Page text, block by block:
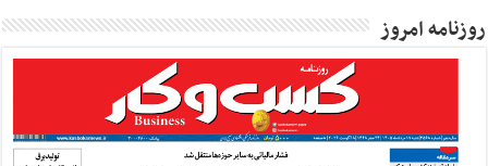
روزنامه امروز